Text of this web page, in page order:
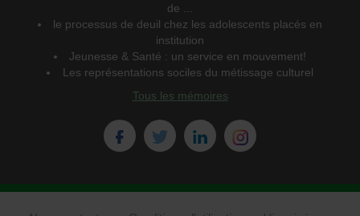
de ...
le processus de deuil chez les adolescents placés en
institution
Jeunesse & Santé : un service en mouvement!
Les représentations sociles du métissage culturel
Tous les mémoires